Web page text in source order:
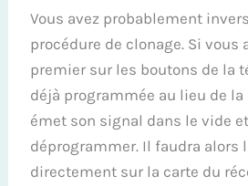
Vous avez probablement
procédure de clonage. Si vous
premier sur les boutons de la
déjà programmée au lieu de
émet son signal dans le vide
déprogrammer. Il faudra alors
directement sur la carte du